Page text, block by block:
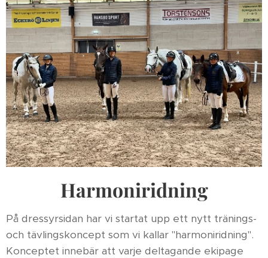
Harmoniridning
På dressyrsidan har vi startat upp ett nytt tränings-
och tävlingskoncept som vi kallar "harmoniridning".
Konceptet innebär att varje deltagande ekipage